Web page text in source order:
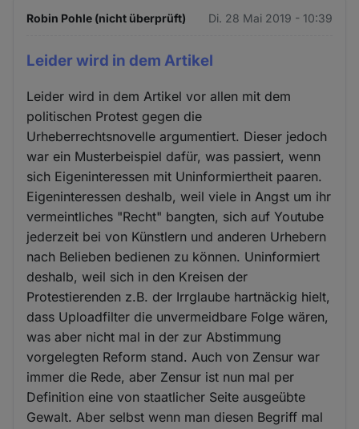
Robin Pohle (nicht überprüft) Di. 28 Mai 2019 - 10:39
Leider wird in dem Artikel
Leider wird in dem Artikel vor allen mit dem
politischen Protest gegen die
Urheberrechtsnovelle argumentiert. Dieser jedoch
war ein Musterbeispiel dafür, was passiert, wenn
sich Eigeninteressen mit Uninformiertheit paaren.
Eigeninteressen deshalb, weil viele in Angst um ihr
vermeintliches "Recht" bangten, sich auf Youtube
jederzeit bei von Künstlern und anderen Urhebern
nach Belieben bedienen zu können. Uninformiert
deshalb, weil sich in den Kreisen der
Protestierenden z.B. der Irrglaube hartnäckig hielt,
dass Uploadfilter die unvermeidbare Folge wären,
was aber nicht mal in der zur Abstimmung
vorgelegten Reform stand. Auch von Zensur war
immer die Rede, aber Zensur ist nun mal per
Definition eine von staatlicher Seite ausgeübte
Gewalt. Aber selbst wenn man diesen Begriff mal